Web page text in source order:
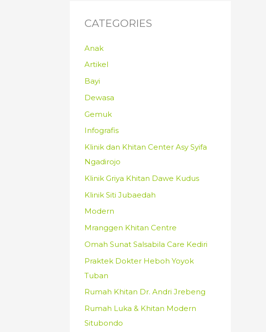
CATEGORIES
Anak
Artikel
Bayi
Dewasa
Gemuk
Infografis
Klinik dan Khitan Center Asy Syifa
Ngadirojo
Klinik Griya Khitan Dawe Kudus
Klinik Siti Jubaedah
Modern
Mranggen Khitan Centre
Omah Sunat Salsabila Care Kediri
Praktek Dokter Heboh Yoyok
Tuban
Rumah Khitan Dr. Andri Jrebeng
Rumah Luka & Khitan Modern
Situbondo